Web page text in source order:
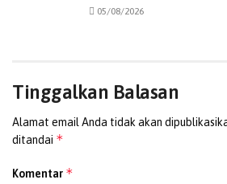
05/08/2026
Tinggalkan Balasan
Alamat email Anda tidak akan
ditandai *
Komentar *